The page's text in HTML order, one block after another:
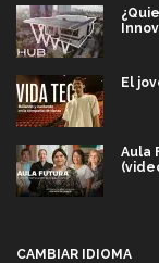
El
Aula
CAMBIAR IDIOMA